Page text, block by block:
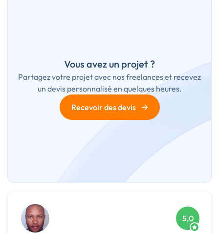
Vous avez un projet ?
Partagez votre projet avec nos freelances et recevez
un devis personnalisé en quelques heures.
Recevoir des devis
→
5,0